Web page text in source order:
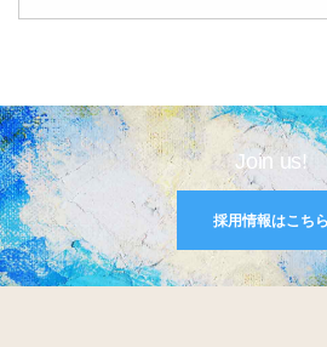
Join us!
採用情報はこちら